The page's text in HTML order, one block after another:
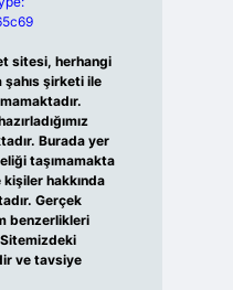
sitesi, herhangi
şirketi ile
Burada yer
taşımamakta
hakkında
Gerçek
benzerlikleri
ve tavsiye